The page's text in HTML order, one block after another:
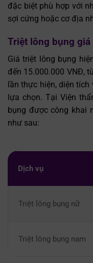
đặc biệt phù hợp với
sợi cứng hoặc cơ địa
Triệt lông bụng giá
Giá triệt lông bụng
đến 15.000.000 VNĐ,
lần thực hiện, diện
lựa chọn. Tại Viện
bụng được công khai
như sau:
Dịch vụ
Triệt lông bụng nữ
Triệt lông bụng nam